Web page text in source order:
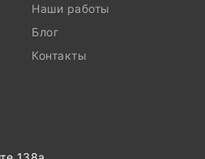
Наши работы
Блог
Контакты